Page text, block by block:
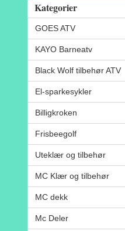
Kategorier
GOES ATV
KAYO Barneatv
Black Wolf tilbehør ATV
El-sparkesykler
Billigkroken
Frisbeegolf
Uteklær og tilbehør
MC Klær og tilbehør
MC dekk
Mc Deler